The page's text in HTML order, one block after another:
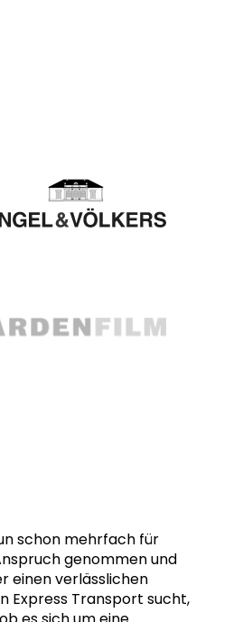
schon mehrfach für
genommen und
einen verlässlichen
Express Transport sucht,